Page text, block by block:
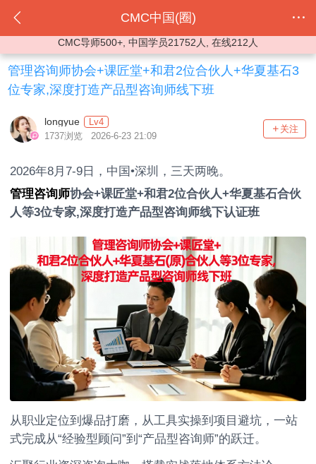
CMC中国(圈)
CMC导师500+, 中国学员21752人, 在线212人
管理咨询师协会+课匠堂+和君2位合伙人+华夏基石3
位专家,深度打造产品型咨询师线下班
longyue
Lv4
1737浏览 2026-6-23 21:09
关注
2026年8月7-9日，中国•深圳，三天两晚。
管理咨询师协会+课匠堂+和君2位合伙人+华夏基石合伙
人等3位专家,深度打造产品型咨询师线下认证班
从职业定位到爆品打磨，从工具实操到项目避坑，一站
式完成从“经验型顾问”到“产品型咨询师”的跃迁。